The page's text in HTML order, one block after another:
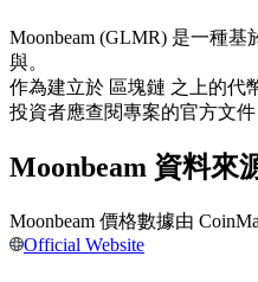
與頂尖交易專家同行
Moonbeam (GLMR) 是一種
與。
作為建立於 區塊鏈 之上的代
投資者應查閱專案的官方文
Moonbeam 資料來
Moonbeam 價格數據由
Official Website